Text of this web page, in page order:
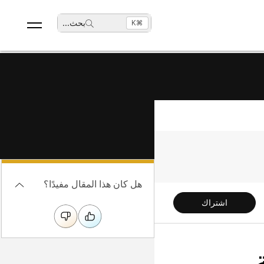
بحث... ⌘K
اشتراك
هل كان هذا المقال مفيدًا؟